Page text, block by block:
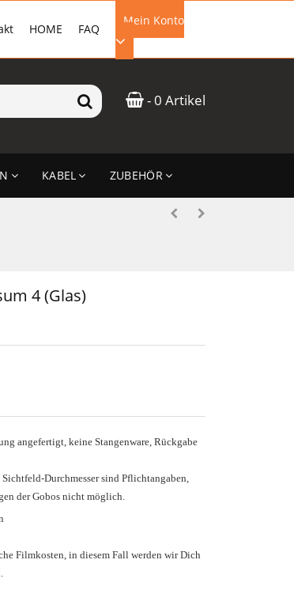
Mein Konto
ADRESSE
ANMELDEN
FAQ
HOME
- 0 Artikel
KABEL ZUBEHÖR
4 (Glas)
angefertigt, keine Stangenware, Rückgabe
Sichtfeld-Durchmesser sind Pflichtangaben,
der Gobos nicht möglich.
Filmkosten, in diesem Fall werden wir Dich